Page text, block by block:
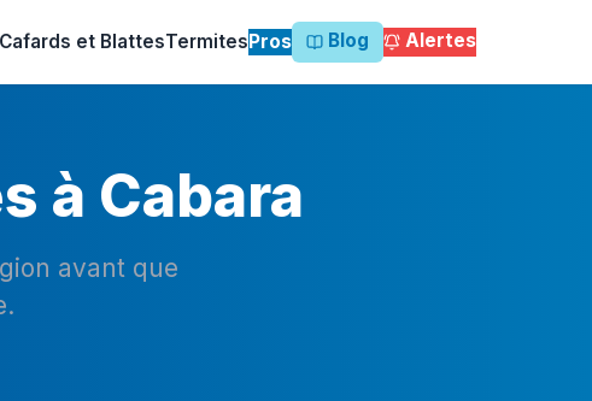
Cafards et BlattesTermitesPros Blog Alertes
à Cabara
avant que